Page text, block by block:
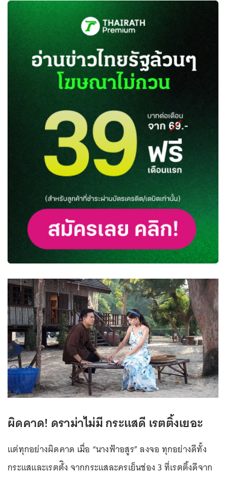
ผิดคาด! ดราม่าไม่มี กระแสดี เรตติ้งเยอะ
แต่ทุกอย่างผิดคาด เมื่อ “นางฟ้าอสูร” ลงจอ ทุกอย่างดีทั้ง
กระแสและเรตต้ิง จากกระแสละครเย็นช่อง 3 ที่เรตติ้งดีจาก